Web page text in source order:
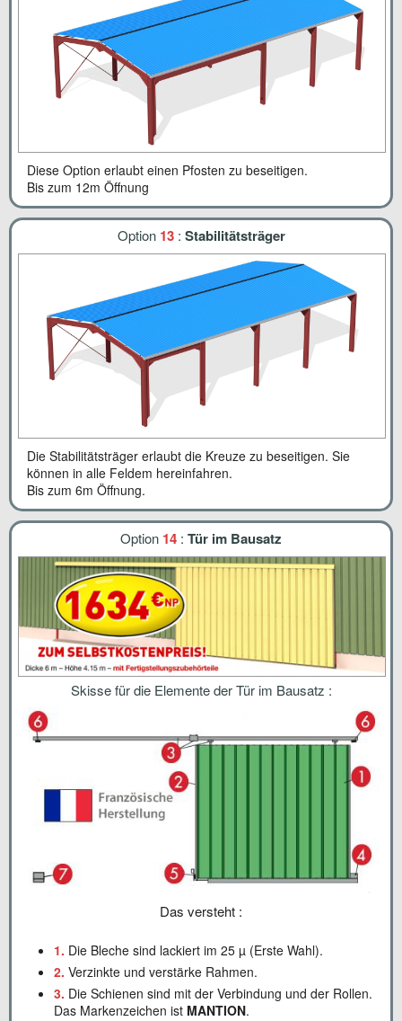
Diese Option erlaubt einen Pfosten zu beseitigen.
Bis zum 12m Öffnung
Option 13: Stabilitätsträger
Die Stabilitätsträger erlaubt die Kreuze zu beseitigen. Sie
können in alle Feldem hereinfahren.
Bis zum 6m Öffnung.
Option 14 : Tür im Bausatz
Skisse für die Elemente der Tür im Bausatz :
Das versteht :
1. Die Bleche sind lackiert im 25 µ (Erste Wahl).
2. Verzinkte und verstärke Rahmen.
3. Die Schienen sind mit der Verbindung und der Rollen.
Das Markenzeichen ist MANTION.